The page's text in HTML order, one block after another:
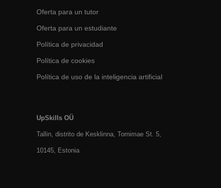
Oferta para un tutor
Oferta para un estudiante
Política de privacidad
Política de cookies
Política de uso de la inteligencia artificial
UpSkills OÜ
Tallin, distrito de Kesklinna, Tornimаe St. 5,
10145, Estonia